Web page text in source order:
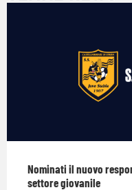
Nominati il nuovo
settore giovanile